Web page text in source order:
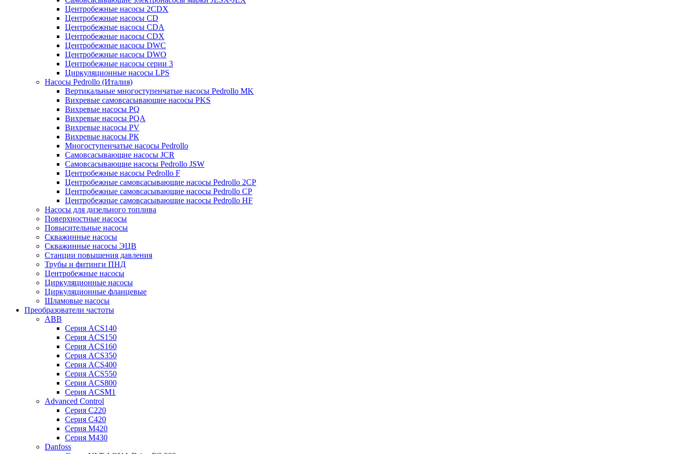
Центробежные насосы 2CDX
Центробежные насосы CD
Центробежные насосы CDA
Центробежные насосы CDX
Центробежные насосы DWC
Центробежные насосы DWO
Центробежные насосы серии 3
Циркуляционные насосы LPS
Насосы Pedrollo (Италия)
Вертикальные многоступенчатые насосы Pedrollo MK
Вихревые cамовсасывающие насосы PKS
Вихревые насосы РQ
Вихревые насосы РQA
Вихревые насосы РV
Вихревые насосы РК
Многоступенчатые насосы Pedrollo
Самовсасывающие насосы JCR
Самовсасывающие насосы Pedrollo JSW
Центробежные насосы Pedrollo F
Центробежные самовсасывающие насосы Pedrollo 2CP
Центробежные самовсасывающие насосы Pedrollo CP
Центробежные самовсасывающие насосы Pedrollo HF
Насосы для дизельного топлива
Поверхностные насосы
Повысительные насосы
Скважинные насосы
Скважинные насосы ЭЦВ
Станции повышения давления
Трубы и фитинги ПНД
Центробежные насосы
Циркуляционные насосы
Циркуляционные фланцевые
Шламовые насосы
Преобразователи частоты
ABB
Серия ACS140
Серия ACS150
Серия ACS160
Серия ACS350
Серия ACS400
Серия ACS550
Серия ACS800
Серия ACSM1
Advanced Control
Серия C220
Серия C420
Серия M420
Серия M430
Danfoss